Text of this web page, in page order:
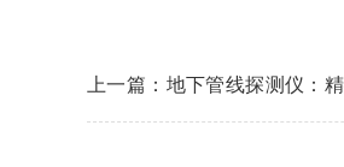
上一篇：地下管线探测仪：